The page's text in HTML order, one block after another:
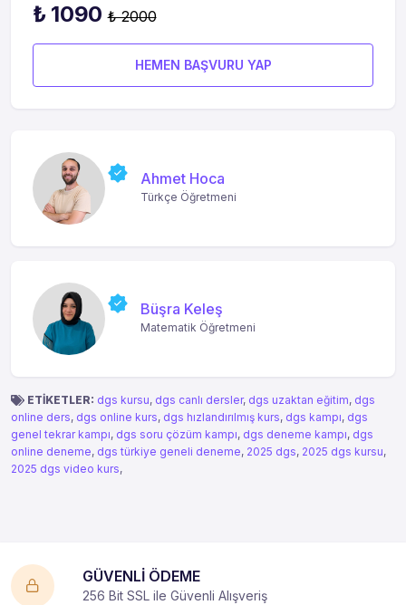
₺ 1090₺ 2000
HEMEN BAŞVURU YAP
Ahmet Hoca
Türkçe Öğretmeni
Büşra Keleş
Matematik Öğretmeni
ETİKETLER: dgs kursu, dgs canlı dersler, dgs uzaktan eğitim, dgs
online ders, dgs online kurs, dgs hızlandırılmış kurs, dgs kampı, dgs
genel tekrar kampı, dgs soru çözüm kampı, dgs deneme kampı, dgs
online deneme, dgs türkiye geneli deneme, 2025 dgs, 2025 dgs kursu,
2025 dgs video kurs,
GÜVENLİ ÖDEME
256 Bit SSL ile Güvenli Alışveriş